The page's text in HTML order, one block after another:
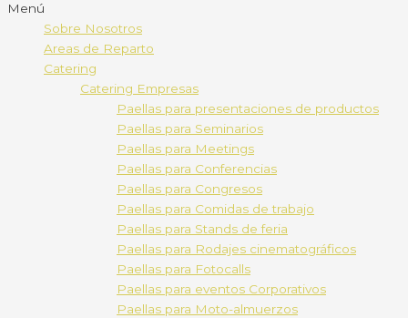
Menú
Sobre Nosotros
Areas de Reparto
Catering
Catering Empresas
Paellas para presentaciones de productos
Paellas para Seminarios
Paellas para Meetings
Paellas para Conferencias
Paellas para Congresos
Paellas para Comidas de trabajo
Paellas para Stands de feria
Paellas para Rodajes cinematográficos
Paellas para Fotocalls
Paellas para eventos Corporativos
Paellas para Moto-almuerzos